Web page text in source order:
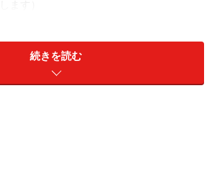
てきたが、小柄な身体の白川氏にとっ
が要求する姿勢・奏法は、身体への負
続きを読む